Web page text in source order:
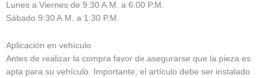
Lunes a Viernes de 9:30 A.M. a 6:00 P.M.
Sábado 9:30 A.M. a 1:30 P.M.
Aplicación en vehículo
Antes de realizar la compra favor de asegurarse que la pieza es
apta para su vehículo. Importante, el artículo debe ser instalado